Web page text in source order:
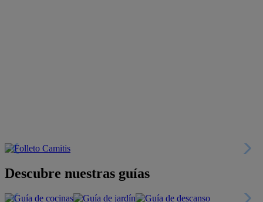
Descubre nuestras guías